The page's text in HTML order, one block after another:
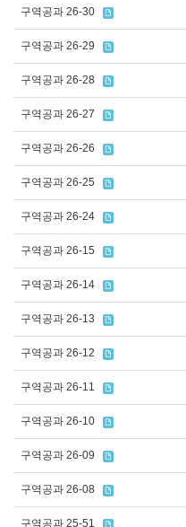
구역공과 26-30
구역공과 26-29
구역공과 26-28
구역공과 26-27
구역공과 26-26
구역공과 26-25
구역공과 26-24
구역공과 26-15
구역공과 26-14
구역공과 26-13
구역공과 26-12
구역공과 26-11
구역공과 26-10
구역공과 26-09
구역공과 26-08
구역공과 25-51